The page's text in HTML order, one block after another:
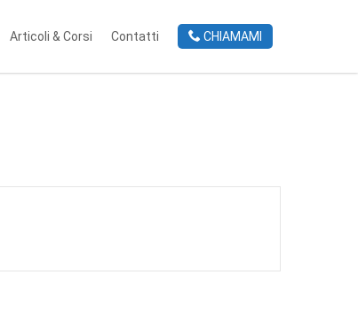
Articoli & Corsi Contatti CHIAMAMI